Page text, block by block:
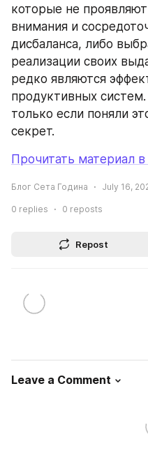
которые не
внимания и
дисбаланса, либо
реализации своих
редко являются
продуктивных
только если поняли
секрет.
Прочитать материал в
Блог Сета Година July 16,
0 replies 0 reposts
Repost
Leave a Comment